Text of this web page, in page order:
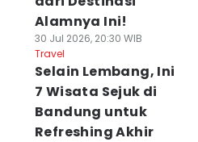
Alamnya Ini!
30 Jul 2026, 20:30 WIB
Travel
Selain Lembang, Ini
7 Wisata Sejuk di
Bandung untuk
Refreshing Akhir